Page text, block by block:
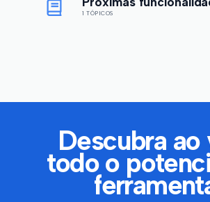
1 TÓPICOS
Descubra ao
todo o